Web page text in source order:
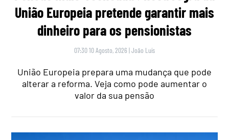
União Europeia pretende garantir mais
dinheiro para os pensionistas
07:30 10 Agosto, 2026 |João Luís
União Europeia prepara uma mudança que pode
alterar a reforma. Veja como pode aumentar o
valor da sua pensão